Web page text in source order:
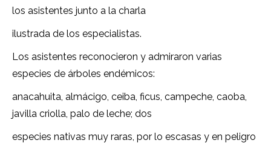
los asistentes junto a la charla
ilustrada de los especialistas.
Los asistentes reconocieron y admiraron varias
especies de árboles endémicos:
anacahuita, almácigo, ceiba, ficus, campeche, caoba,
javilla criolla, palo de leche; dos
especies nativas muy raras, por lo escasas y en peligro